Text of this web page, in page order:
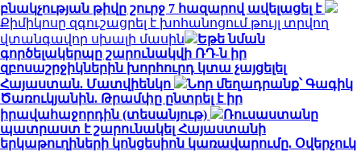
բնակչության թիվը շուրջ 7 հազարով ավելացել է
Քիմիկոսը զգուշացրել է խոհանոցում թույլ տրվող
վտանգավոր սխալի մասին
Եթե նման
գործելակերպը շարունակվի ՌԴ-ն իր
զբոսաշրջիկներին խորհուրդ կտա չայցելել
Հայաստան. Մատվիենկո
Նոր մեղադրանք՝ Գագիկ
Ծառուկյանին. Թրամփը ընտրել է իր
իրավահաջորդին (տեսանյութ)
Ռուսաստանը
պատրաստ է շարունակել Հայաստանի
երկաթուղիների կոնցեսիոն կառավարումը. Օվերչուկ